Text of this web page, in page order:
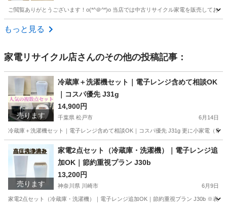
ご閲覧ありがとうございます！o(*^＠^*)o 当店では中古リサイクル家電を販売してお
東京 板橋区
もっと見る
家電リサイクル店さんのその他の投稿記事：
売ります
冷蔵庫＋洗濯機セット｜電子レンジ含めて相談OK
｜コスパ優先 J31g
14,900円
千葉県 松戸市 6月14日
冷蔵庫＋洗濯機セット｜電子レンジ含めて相談OK｜コスパ優先 J31g 更に小家電（
千葉 松戸市 キッチン家電 AQR
売ります
家電2点セット（冷蔵庫・洗濯機）｜電子レンジ追
加OK｜節約重視プラン J30b
13,200円
神奈川県 川崎市 6月9日
家電2点セット（冷蔵庫・洗濯機）｜電子レンジ追加OK｜節約重視プラン J30b ※表